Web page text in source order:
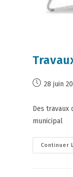
28 juin
Des
municipal
Continuer